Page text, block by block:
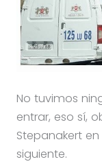
No tuvimos
entrar, eso sí,
Stepanakert
siguiente.